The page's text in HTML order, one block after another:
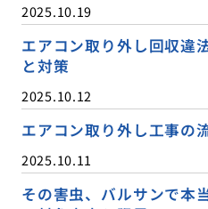
2025.10.19
エアコン取り外し回収違
と対策
2025.10.12
エアコン取り外し工事の
2025.10.11
その害虫、バルサンで本